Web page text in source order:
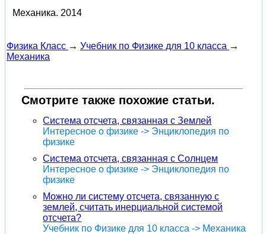
Механика. 2014
Физика Класс → Учебник по Физике для 10 класса →
Механика
Смотрите также похожие статьи.
Система отсчета, связанная с Землей
Интересное о физике -> Энциклопедия по
физике
Система отсчета, связанная с Солнцем
Интересное о физике -> Энциклопедия по
физике
Можно ли систему отсчета, связанную с
землей, считать инерциальной системой
отсчета?
Учебник по Физике для 10 класса -> Механика